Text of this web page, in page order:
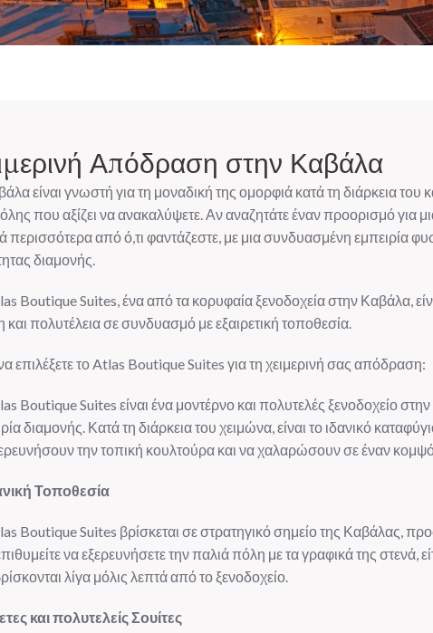
Απόδραση στην Καβάλα
είναι γνωστή για τη μοναδική της ομορφιά κατά τη διάρκεια
που αξίζει να ανακαλύψετε. Αν αναζητάτε έναν προορισμό
περισσότερα από ό,τι φαντάζεστε, με μια συνδυασμένη εμπειρία
διαμονής.
Boutique Suites, ένα από τα κορυφαία ξενοδοχεία στην Καβάλα,
και πολυτέλεια σε συνδυασμό με εξαιρετική τοποθεσία.
να επιλέξετε το Atlas Boutique Suites για τη χειμερινή σας απόδραση:
Boutique Suites είναι ένα μοντέρνο και πολυτελές ξενοδοχείο
διαμονής. Κατά τη διάρκεια του χειμώνα, είναι το ιδανικό
την τοπική κουλτούρα και να χαλαρώσουν σε έναν
Τοποθεσία
Boutique Suites βρίσκεται σε στρατηγικό σημείο της Καβάλας,
να εξερευνήσετε την παλιά πόλη με τα γραφικά της
λίγα μόλις λεπτά από το ξενοδοχείο.
και πολυτελείς Σουίτες